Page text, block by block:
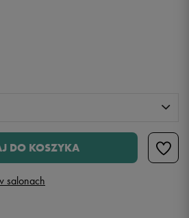
DO KOSZYKA
salonach